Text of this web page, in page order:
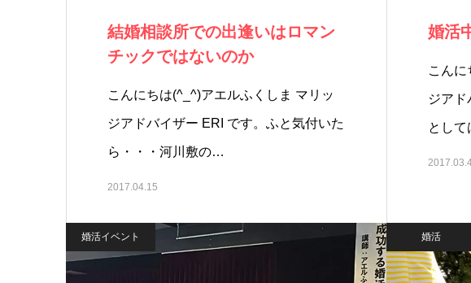
結婚相談所での出逢いはロマン
チックではないのか
こんにちは(^_^)アエルふくしま マリッ
ジアドバイザー ERI です。ふと気付いた
ら・・・河川敷の…
2017.04.15
婚活
こんに
ジア
とし
婚活イベント 婚活